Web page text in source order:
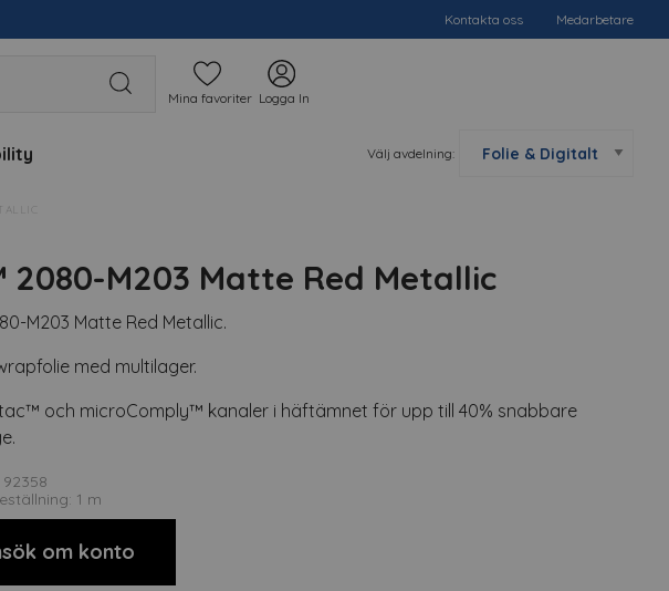
Kontakta oss Medarbetare
Mina favoriter Logga In
Välj avdelning:
2080-M203 Matte Red Metallic
M203 Matte Red Metallic.
med multilager.
och microComply™ kanaler i häftämnet för upp till 40% snabbare
1 m
om konto